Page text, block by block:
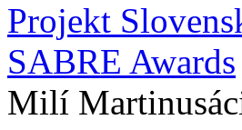
Projekt
SABRE Awards
Milí